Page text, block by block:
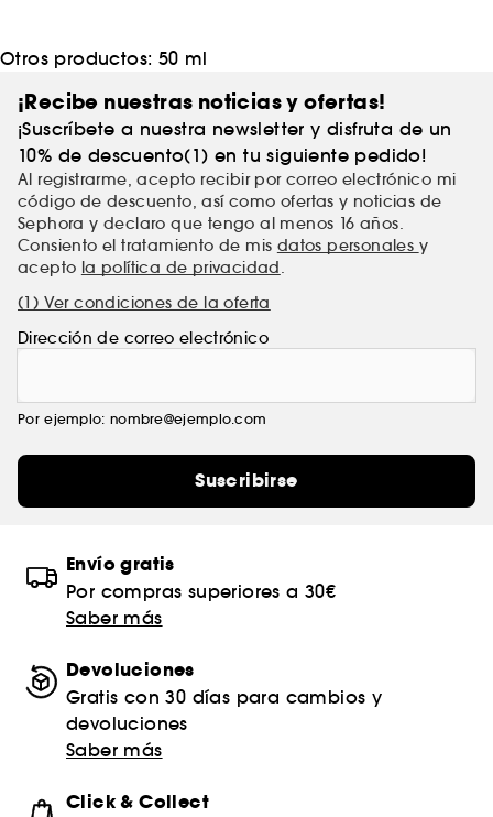
Otros productos: 50 ml
¡Recibe nuestras noticias y ofertas!
¡Suscríbete a nuestra newsletter y disfruta de un
10% de descuento(1) en tu siguiente pedido!
Al registrarme, acepto recibir por correo electrónico mi
código de descuento, así como ofertas y noticias de
Sephora y declaro que tengo al menos 16 años.
Consiento el tratamiento de mis datos personales y
acepto la política de privacidad .
(1) Ver condiciones de la oferta
Dirección de correo electrónico
Por ejemplo: nombre@ejemplo.com
Suscribirse
Envío gratis
Por compras superiores a 30€
Saber más
Devoluciones
Gratis con 30 días para cambios y
devoluciones
Saber más
Click & Collect